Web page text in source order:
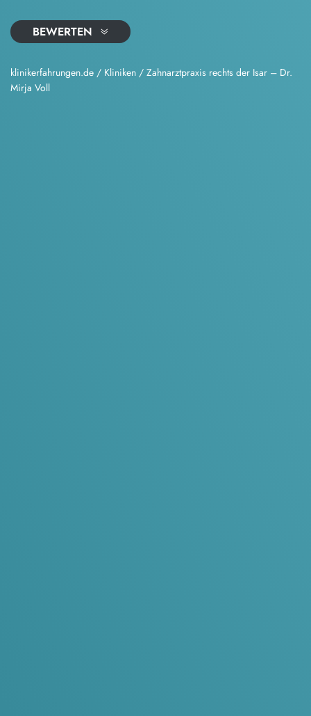
BEWERTEN
klinikerfahrungen.de / Kliniken / Zahnarztpraxis rechts der Isar – Dr.
Mirja Voll